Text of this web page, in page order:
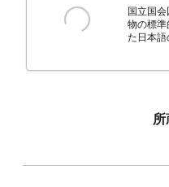
国立国
物の標準
た日本語
所